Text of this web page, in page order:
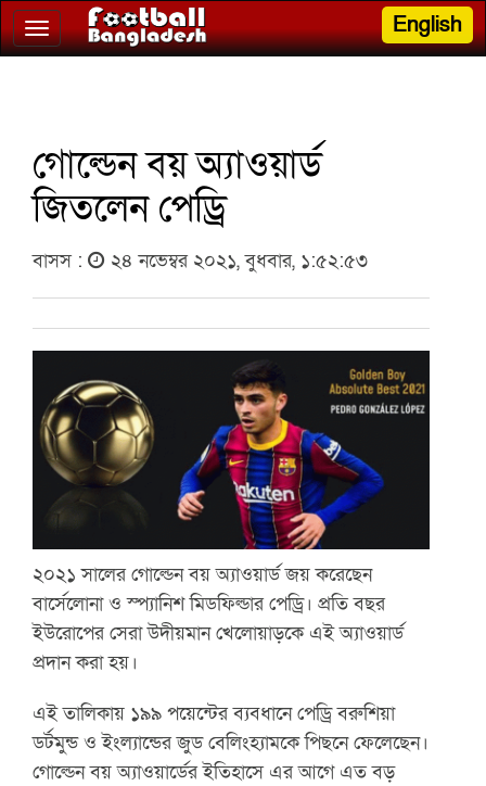
Toggle
navigation
English
গোল্ডেন বয় অ্যাওয়ার্ড
জিতলেন পেড্রি
বাসস : ২৪ নভেম্বর ২০২১, বুধবার, ১:৫২:৫৩
২০২১ সালের গোল্ডেন বয় অ্যাওয়ার্ড জয় করেছেন
বার্সেলোনা ও স্প্যানিশ মিডফিল্ডার পেড্রি। প্রতি বছর
ইউরোপের সেরা উদীয়মান খেলোয়াড়কে এই অ্যাওয়ার্ড
প্রদান করা হয়।
এই তালিকায় ১৯৯ পয়েন্টের ব্যবধানে পেড্রি বরুশিয়া
ডর্টমুন্ড ও ইংল্যান্ডের জুড বেলিংহ্যামকে পিছনে ফেলেছেন।
গোল্ডেন বয় অ্যাওয়ার্ডের ইতিহাসে এর আগে এত বড়